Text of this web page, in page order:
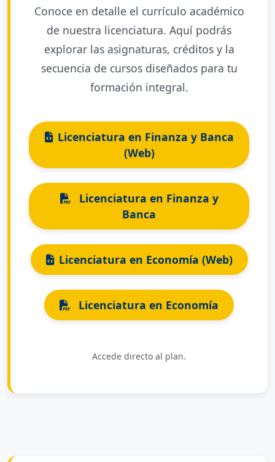
Conoce en detalle el currículo académico
de nuestra licenciatura. Aquí podrás
explorar las asignaturas, créditos y la
secuencia de cursos diseñados para tu
formación integral.
Licenciatura en Finanza y Banca
(Web)
Licenciatura en Finanza y
Banca
Licenciatura en Economía (Web)
Licenciatura en Economía
Accede directo al plan.